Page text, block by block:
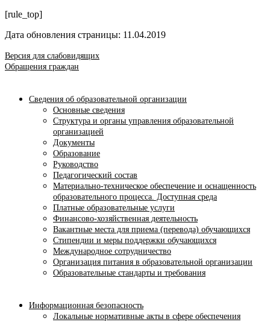
[rule_top]
Дата обновления страницы: 11.04.2019
Версия для слабовидящих
Обращения граждан
Сведения об образовательной организации
Основные сведения
Структура и органы управления образовательной
организацией
Документы
Образование
Руководство
Педагогический состав
Материально-техническое обеспечение и оснащенность
образовательного процесса. Доступная среда
Платные образовательные услуги
Финансово-хозяйственная деятельность
Вакантные места для приема (перевода) обучающихся
Стипендии и меры поддержки обучающихся
Международное сотрудничество
Организация питания в образовательной организации
Образовательные стандарты и требования
Информационная безопасность
Локальные нормативные акты в сфере обеспечения